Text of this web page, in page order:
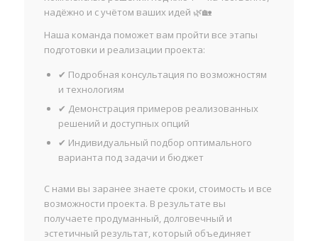
надёжно и с учётом ваших идей 🌿🏡
Наша команда поможет вам пройти все этапы
подготовки и реализации проекта:
✔ Подробная консультация по возможностям
и технологиям
✔ Демонстрация примеров реализованных
решений и доступных опций
✔ Индивидуальный подбор оптимального
варианта под задачи и бюджет
С нами вы заранее знаете сроки, стоимость и все
возможности проекта. В результате вы
получаете продуманный, долговечный и
эстетичный результат, который объединяет